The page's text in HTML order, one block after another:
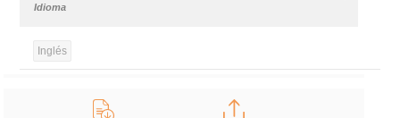
Idioma
Inglés